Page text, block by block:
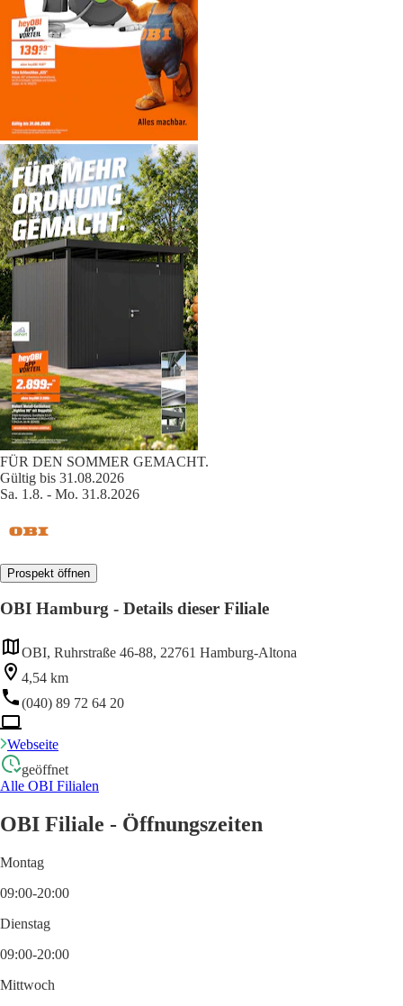
FÜR DEN SOMMER GEMACHT.
Gültig bis 31.08.2026
Sa. 1.8. - Mo. 31.8.2026
Prospekt öffnen
OBI Hamburg - Details dieser Filiale
OBI, Ruhrstraße 46-88, 22761 Hamburg-Altona
4,54 km
(040) 89 72 64 20
Webseite
geöffnet
Alle OBI Filialen
OBI Filiale - Öffnungszeiten
Montag
09:00-20:00
Dienstag
09:00-20:00
Mittwoch